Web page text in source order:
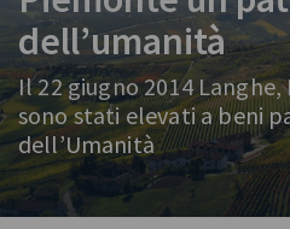
dell’umanità
Il 22 giugno 2014
sono stati elevati a beni
dell’Umanità